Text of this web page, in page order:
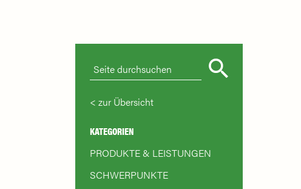
zur Übersicht
KATEGORIEN
PRODUKTE & LEISTUNGEN
SCHWERPUNKTE